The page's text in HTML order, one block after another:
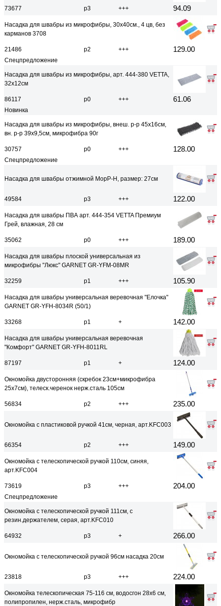
73677 р3 +++ 94.09
Насадка для швабры из микрофибры, 30х40см., 4 цв, без
карманов 3708
21486 р2 +++ 129.00
Спецпредложение
Насадка для швабры из микрофибры, арт. 444-380 VETTA,
32х12см
86117 р0 +++ 61.06
Новинка
Насадка для швабры из микрофибры, внеш. р-р 45х16см,
вн. р-р 39х9,5см, микрофибра 90г
30757 р0 +++ 128.00
Спецпредложение
Насадка для швабры отжимной MopP-H, размер: 27см
49584 р3 +++ 122.00
Насадка для швабры ПВА арт. 444-354 VETTA Премиум
Грей, влажная, 28 см
35062 р0 +++ 189.00
Насадка для швабры плоской универсальная из
микрофибры "Люкс" GARNET GR-YFM-08MR
32259 р1 +++ 105.90
Насадка для швабры универсальная веревочная "Елочка"
GARNET GR-YFH-8034R (50/1)
33268 р1 + 142.00
Насадка для швабры универсальная веревочная
"Комфорт" GARNET GR-YFH-8011RL
87197 р1 + 124.00
Окномойка двусторонняя (скребок 23см+микрофибра
25х7см), телеск.черенок нерж.сталь 105см
56834 р2 +++ 235.00
Окномойка с пластиковой ручкой 41см, черная, арт.KFC003
66354 р2 +++ 149.00
Окномойка с телескопической ручкой 110см, синяя,
арт.KFC004
73619 р3 +++ 204.00
Спецпредложение
Окномойка с телескопической ручкой 111см, с
резин.держателем, серая, арт.KFC010
64932 р3 + 266.00
Окномойка с телескопической ручкой 96см насадка 20см
23818 р3 +++ 224.00
Окномойка телескопическая 75-116 см, водосгон 28х6 см,
полипропилен, нерж.сталь, микрофибр